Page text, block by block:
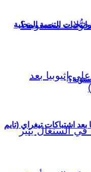
التنمية المحلية
بعد اشتباكات تيغراي (تايم